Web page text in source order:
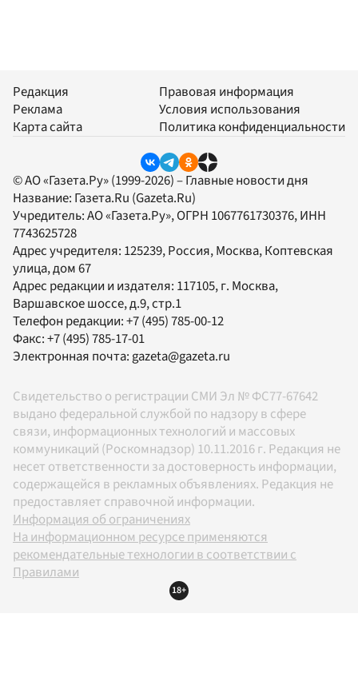
Редакция
Реклама
Карта сайта
Правовая информация
Условия использования
Политика конфиденциальности
© АО «Газета.Ру» (1999-2026) – Главные новости дня
Название: Газета.Ru (Gazeta.Ru)
Учредитель:АО «Газета.Ру», ОГРН 1067761730376, ИНН
7743625728
Адрес учредителя: 125239, Россия, Москва, Коптевская
улица, дом 67
Адрес редакции и издателя: 117105, г. Москва,
Варшавское шоссе, д.9, стр.1
Телефон редакции:+7 (495) 785-00-12
Факс:+7 (495) 785-17-01
Электронная почта: gazeta@gazeta.ru
Свидетельство о регистрации СМИ Эл № ФС77-67642
выдано федеральной службой по надзору в сфере
связи, информационных технологий и массовых
коммуникаций (Роскомнадзор) 10.11.2016 г. Редакция не
несет ответственности за достоверность информации,
содержащейся в рекламных объявлениях. Редакция не
предоставляет справочной информации.
Информация об ограничениях
На информационном ресурсе применяются
рекомендательные технологии в соответствии с
Правилами
18+